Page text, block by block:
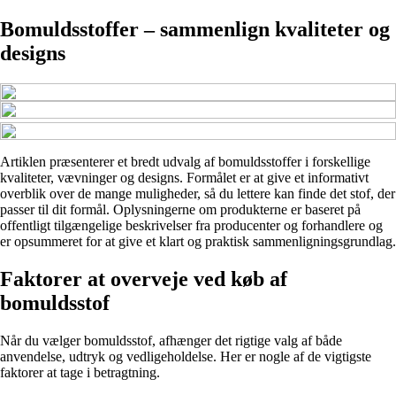
Bomuldsstoffer – sammenlign kvaliteter og
designs
Artiklen præsenterer et bredt udvalg af bomuldsstoffer i forskellige
kvaliteter, vævninger og designs. Formålet er at give et informativt
overblik over de mange muligheder, så du lettere kan finde det stof, der
passer til dit formål. Oplysningerne om produkterne er baseret på
offentligt tilgængelige beskrivelser fra producenter og forhandlere og
er opsummeret for at give et klart og praktisk sammenligningsgrundlag.
Faktorer at overveje ved køb af
bomuldsstof
Når du vælger bomuldsstof, afhænger det rigtige valg af både
anvendelse, udtryk og vedligeholdelse. Her er nogle af de vigtigste
faktorer at tage i betragtning.